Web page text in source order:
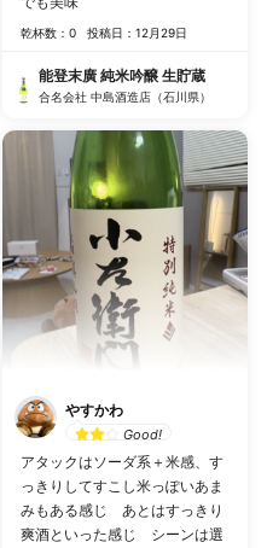
酒 直汲み
乾杯数：0 投稿日：12月29日
能登末廣 純米吟醸 生貯蔵
合名会社 中島酒造店（石川県）
やすかわ
Good!
アタックはソーダ系＋米感、す
っきりしてすこし米っぽいあま
みもある感じ あとはすっきり
爽酒といった感じ シーンは選